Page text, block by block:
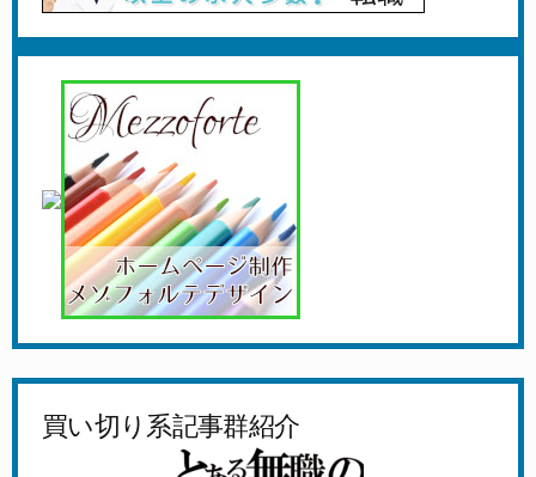
買い切り系記事群紹介